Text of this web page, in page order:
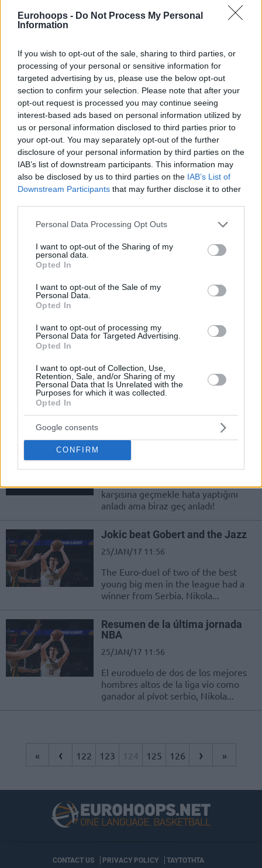
Eurohoops - Do Not Process My Personal
Information
If you wish to opt-out of the sale, sharing to third parties, or
processing of your personal or sensitive information for
targeted advertising by us, please use the below opt-out
section to confirm your selection. Please note that after your
opt-out request is processed you may continue seeing
interest-based ads based on personal information utilized by
us or personal information disclosed to third parties prior to
your opt-out. You may separately opt-out of the further
disclosure of your personal information by third parties on the
IAB’s list of downstream participants. This information may
also be disclosed by us to third parties on the IAB’s List of
Downstream Participants that may further disclose it to other
Please note that this website/app uses one or more Google
not limited to your visit or usage behaviour. You may click to
grant or deny consent to Google and its third-party tags to
use your data for below specified purposes in below Google
consent section.
Personal Data Processing Opt Outs
I want to opt-out of the Sharing of my
personal data.
Opted In
I want to opt-out of the Sale of my
Personal Data.
Opted In
I want to opt-out of processing my
Personal Data for Targeted Advertising.
Opted In
I want to opt-out of Collection, Use,
Retention, Sale, and/or Sharing of my
Personal Data that Is Unrelated with the
Purposes for which it was collected.
Opted In
Google consents
CONFIRM
giderek, kaderini Barnes'a bıraktı.
Top Nowitzki'nin kucağına düşünce
Alman süperstar çelik gibi sinirlerini
herkese...
NBA’de Dün Gecenin Özeti
(10.02.2017)
10/FEB/17 07:29
Amerika'da basketbolun zirvesi
NBA'de beş maçlı, yükte hafif ama
pahada ağır bir gece geride kaldı.
Kim Demiş Yaşlandı Diye?
Nowitzki Uzattı, Mavs Bitirdi
10/FEB/17 07:07
sezonun son maçında ilk kez kazandı.
Rakibinin dört maçlık galibiyet
Rudy Gobert Müthiş Blokla Topu
Orta Sahaya Yolladı
Utah Jazz'ın yıldız pivotu Rudy
Gobert, Jrue Holiday'e yaptığı blokla
Clarkson, Diaw’a Sağ Gösterdi
Sol Vurdu
27/JAN/17 09:18
karşısına geçmekle hata yaptığını
anladı ama biraz geç anladı!
Jokic beat Gobert and the Jazz
25/JAN/17 11:56
The Euro-duel of two of the best
young big men in the league had a
winner from Serbia. Nikola...
Resumen de la última jornada
NBA
25/JAN/17 11:56
El euroduelo de dos de los mejores
hombres altos de la liga vio como
ganador al pívot serbio, Nikola...
« ‹ 122 123 124 125 126 › »
CONTACT US PRIVACY POLICY ΤΑΥΤΟΤΗΤΑ